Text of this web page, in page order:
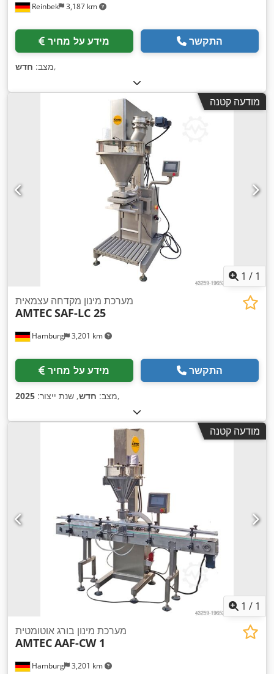
Reinbek 3,187 km
מידע על מחיר התקשר
מצב: חדש ,
מודעה קטנה
1 / 1
Hamburg 3,201 km
מערכת מינון מקדחה עצמאית
AMTECSAF-LC 25
מידע על מחיר התקשר
מצב: חדש, שנת ייצור: 2025 ,
מודעה קטנה
1 / 1
Hamburg 3,201 km
מערכת מינון בורג אוטומטית
AMTECAAF-CW 1